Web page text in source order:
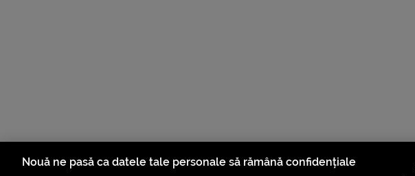
Nouă ne pasă ca datele tale personale să rămână confidențiale